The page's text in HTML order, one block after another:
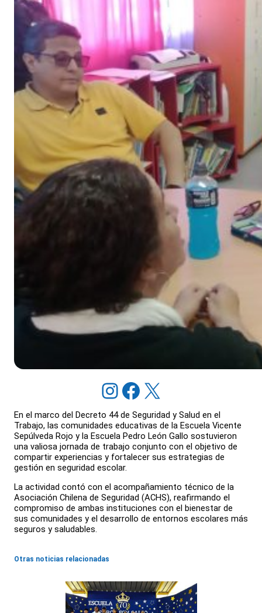
Instagram Facebook X
En el marco del Decreto 44 de Seguridad y Salud en el
Trabajo, las comunidades educativas de la Escuela Vicente
Sepúlveda Rojo y la Escuela Pedro León Gallo sostuvieron
una valiosa jornada de trabajo conjunto con el objetivo de
compartir experiencias y fortalecer sus estrategias de
gestión en seguridad escolar.
La actividad contó con el acompañamiento técnico de la
Asociación Chilena de Seguridad (ACHS), reafirmando el
compromiso de ambas instituciones con el bienestar de
sus comunidades y el desarrollo de entornos escolares más
seguros y saludables.
Otras noticias relacionadas